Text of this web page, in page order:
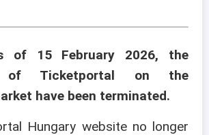
of 15 February 2026, the
of Ticketportal on the
have been terminated.
Hungary website no longer